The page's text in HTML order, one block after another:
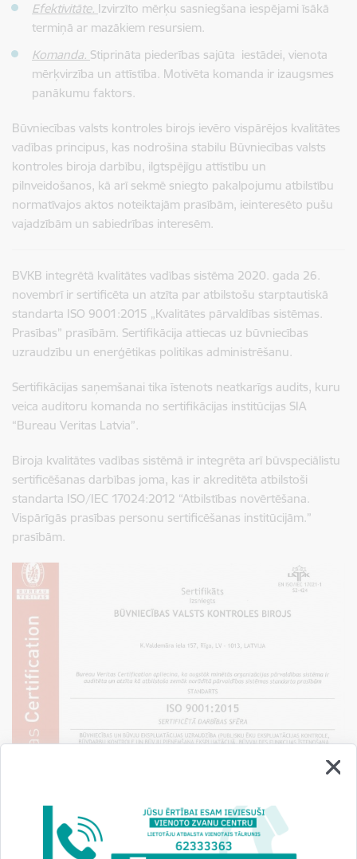
Efektivitāte. Izvirzīto mērķu sasniegšana iespējami īsākā
termiņā ar mazākiem resursiem.
Komanda. Stiprināta piederības sajūta iestādei, vienota
mērķvirzība un attīstība. Motivēta komanda ir izaugsmes
panākumu faktors.
Būvniecības valsts kontroles birojs ievēro vispārējos kvalitātes
vadības principus, kas nodrošina stabilu Būvniecības valsts
kontroles biroja darbību, ilgtspējīgu attīstību un
pilnveidošanos, kā arī sekmē sniegto pakalpojumu atbilstību
normatīvajos aktos noteiktajām prasībām, ieinteresēto pušu
vajadzībām un sabiedrības interesēm.
BVKB integrētā kvalitātes vadības sistēma 2020. gada 26.
novembrī ir sertificēta un atzīta par atbilstošu starptautiskā
standarta ISO 9001:2015 „Kvalitātes pārvaldības sistēmas.
Prasības” prasībām. Sertifikācija attiecas uz būvniecības
uzraudzību un enerģētikas politikas administrēšanu.
Sertifikācijas saņemšanai tika īstenots neatkarīgs audits, kuru
veica auditoru komanda no sertifikācijas institūcijas SIA
“Bureau Veritas Latvia”.
Biroja kvalitātes vadības sistēmā ir integrēta arī būvspeciālistu
sertificēšanas darbības joma, kas ir akreditēta atbilstoši
standarta ISO/IEC 17024:2012 “Atbilstības novērtēšana.
Vispārīgās prasības personu sertificēšanas institūcijām.”
prasībām.